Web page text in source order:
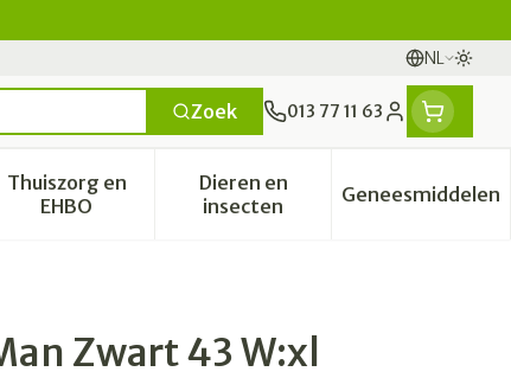
NL
Talen
Zoek 013 77 11 63
Klant menu
categorie
voor Natuur geneeskunde categorie
Thuiszorg en
EHBOToon submenu voor Thuiszorg en EHBO
Dieren en
insectenToon submenu voor Dieren
Geneesmiddelen
Toon
Zwart 43 W:xl